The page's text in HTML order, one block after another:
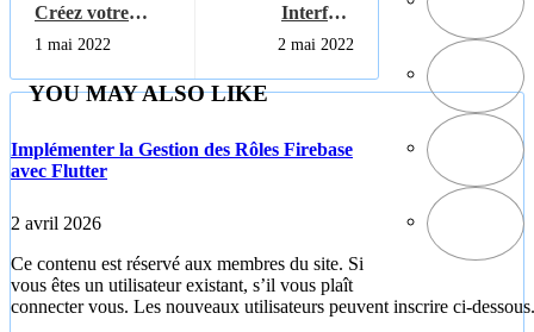
Créez votre
première
application
Flutter
1 mai 2022
Interface
utilisateur (UI)
Android
2 mai 2022
YOU MAY ALSO LIKE
Implémenter la Gestion des Rôles Firebase
avec Flutter
2 avril 2026
Ce contenu est réservé aux membres du site. Si
vous êtes un utilisateur existant, s’il vous plaît
connecter vous. Les nouveaux utilisateurs peuvent inscrire ci-dessous.